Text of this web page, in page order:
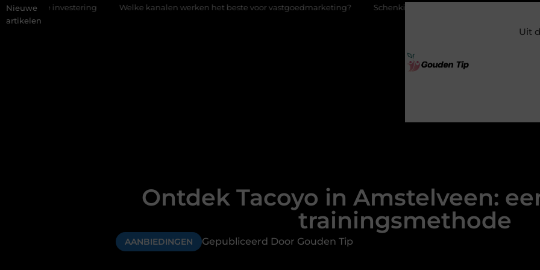
Nieuwe
artikelen
Welke kanalen werken het beste voor vastgoedmarketing? Schenking aan een goed doel: waarom geven zoveel mensen
Uit
Ontdek Tacoyo in Amstelveen:
trainingsmethode
AANBIEDINGEN Gepubliceerd Door Gouden Tip